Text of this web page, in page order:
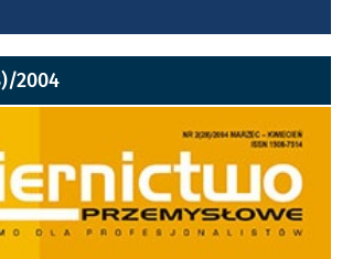
2004